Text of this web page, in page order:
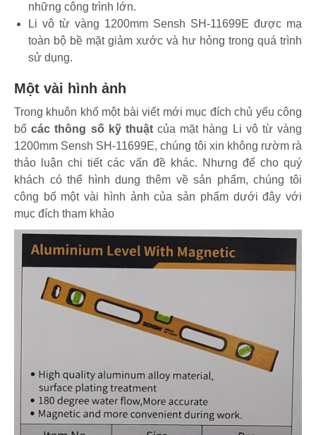
những công trình lớn.
Li vô từ vàng 1200mm Sensh SH-11699E được mạ
toàn bộ bề mặt giảm xước và hư hỏng trong quá trình
sử dụng.
Một vài hình ảnh
Trong khuôn khổ một bài viết mới mục đích chủ yếu công
bốcác thông số kỹ thuậtcủa mặt hàng Li vô từ vàng
1200mm Sensh SH-11699E, chúng tôi xin không rườm rà
thảo luận chi tiết các vấn đề khác. Nhưng để cho quý
khách có thể hình dung thêm về sản phẩm, chúng tôi
công bố một vài hình ảnh của sản phẩm dưới đây với
mục đích tham khảo